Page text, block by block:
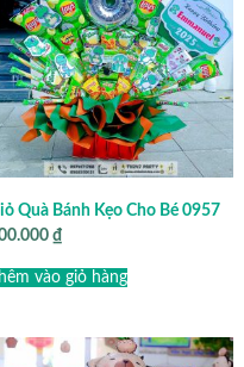
Quà Bánh Kẹo Cho Bé 0957
₫
vào giỏ hàng